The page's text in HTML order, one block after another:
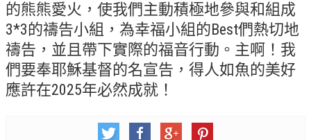
裝備課程
靈修進度
主日服事表
的熊熊愛火，使我們主動積極地參與和組成
3*3的禱告小組，為幸福小組的Best們熱切地
禱告，並且帶下實際的福音行動。主啊！我
們要奉耶穌基督的名宣告，得人如魚的美好
應許在2025年必然成就！